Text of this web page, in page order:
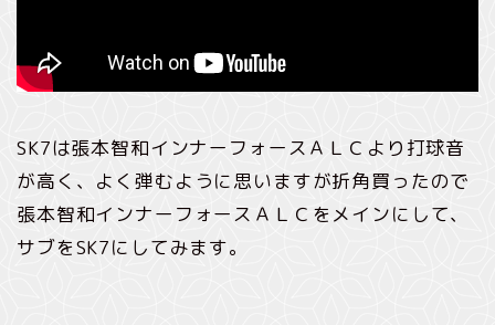
SK7は張本智和インナーフォースＡＬＣより打球音
が高く、よく弾むように思いますが折角買ったので
張本智和インナーフォースＡＬＣをメインにして、
サブをSK7にしてみます。